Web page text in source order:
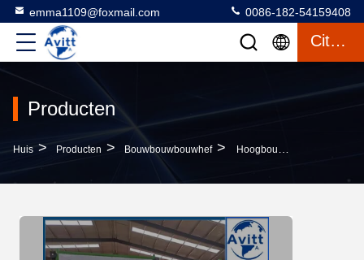
emma1109@foxmail.com 0086-182-54159408
Citaat
Producten
Huis > Producten > Bouwbouwbouwhef > Hoogbouw SC200 2000kg Bouwmateriaal Lifting Hoist Aingle Lift Cage